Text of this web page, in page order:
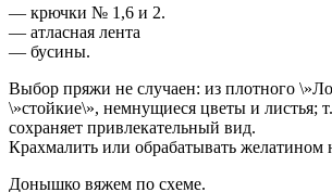
— крючки № 1,6 и 2.
— атласная лента
— бусины.
Выбор пряжи не случаен: из плотного
\»стойкие\», немнущиеся цветы и листья;
сохраняет привлекательный вид.
Крахмалить или обрабатывать желатином
Донышко вяжем по схеме.